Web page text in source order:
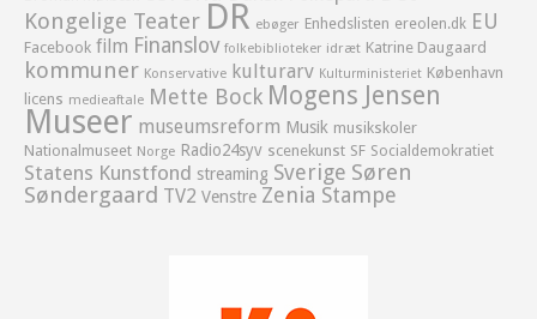
Kongelige Teater DR ebøger Enhedslisten ereolen.dk EU
Facebook film Finanslov folkebiblioteker idræt Katrine Daugaard
kommuner Konservative kulturarv Kulturministeriet København
licens medieaftale Mette Bock Mogens Jensen
Museer museumsreform Musik musikskoler
Nationalmuseet Norge Radio24syv scenekunst SF Socialdemokratiet
Statens Kunstfond streaming Sverige Søren
Søndergaard TV2 Venstre Zenia Stampe